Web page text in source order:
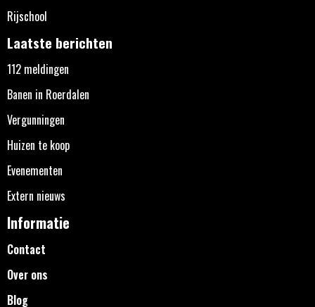
Rijschool
Laatste berichten
112 meldingen
Banen in Roerdalen
Vergunningen
Huizen te koop
Evenementen
Extern nieuws
Informatie
Contact
Over ons
Blog